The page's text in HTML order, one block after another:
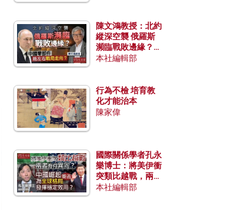
陳文鴻教授：北約
縱深空襲 俄羅斯
瀕臨戰敗邊緣？中
國零部件能左右戰
本社編輯部
行為不檢 培育教
化才能治本
陳家偉
國際關係學者孔永
樂博士：將美伊衝
突類比越戰，兩者
有何異同？中國崛
本社編輯部